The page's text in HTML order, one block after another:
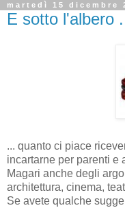
martedì 15 dicembre
E sotto l'albero
... quanto ci piace
incartarne per parenti e
Magari anche degli
architettura, cinema,
Se avete qualche